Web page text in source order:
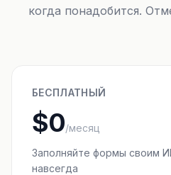
когда понадобится.
БЕСПЛАТНЫЙ
$0/месяц
Заполняйте формы своим
навсегда